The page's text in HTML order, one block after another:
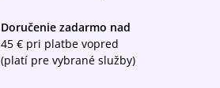
Doručenie zadarmo nad
45 € pri platbe vopred
(platí pre vybrané služby)